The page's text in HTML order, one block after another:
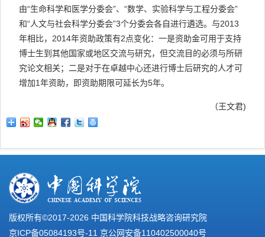
由“生命科学和医学分委会”、“数学、实验科学与工程分委会”
和“人文与社会科学分委会”3个分委会各自进行遴选。与2013
年相比，2014年资助政策有2点变化：一是资助金可用于支持
博士生到其他国家或地区交流与研究，但交流目的必须与所研
究论文相关；二是对于在卓越中心还进行博士后研究的人才可
增加1年资助，即资助期限可延长为5年。
（王文君)
版权所有©2017-2026 中国科学院科技战略咨询研究院
京ICP备05084193号-11 京公网安备110402500040号